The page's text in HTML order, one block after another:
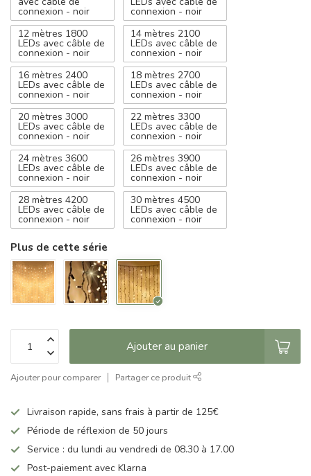
connexion - noir
connexion - noir
12 mètres 1800
LEDs avec câble de
connexion - noir
14 mètres 2100
LEDs avec câble de
connexion - noir
16 mètres 2400
LEDs avec câble de
connexion - noir
18 mètres 2700
LEDs avec câble de
connexion - noir
20 mètres 3000
LEDs avec câble de
connexion - noir
22 mètres 3300
LEDs avec câble de
connexion - noir
24 mètres 3600
LEDs avec câble de
connexion - noir
26 mètres 3900
LEDs avec câble de
connexion - noir
28 mètres 4200
LEDs avec câble de
connexion - noir
30 mètres 4500
LEDs avec câble de
connexion - noir
Plus de cette série
Ajouter au panier
Ajouter pour comparer Partager ce produit
Livraison rapide, sans frais à partir de 125€
Période de réflexion de 50 jours
Service : du lundi au vendredi de 08.30 à 17.00
Post-paiement avec Klarna